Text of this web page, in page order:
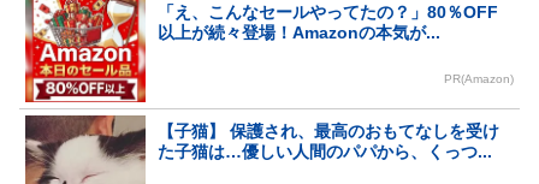
「え、こんなセールやってたの？」80％OFF
以上が続々登場！Amazonの本気が...
PR(Amazon)
【子猫】 保護され、最高のおもてなしを受け
た子猫は…優しい人間のパパから、くっつ...